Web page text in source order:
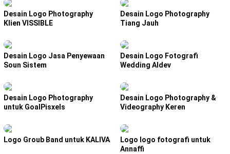
Desain Logo Photography
Klien VISSIBLE
Desain Logo Photography
Tiang Jauh
Desain Logo Jasa Penyewaan
Soun Sistem
Desain Logo Fotografi
Wedding Aldev
Desain Logo Photography
untuk GoalPisxels
Desain Logo Photography &
Videography Keren
Logo Groub Band untuk KALIVA
Logo logo fotografi untuk
Annaffi